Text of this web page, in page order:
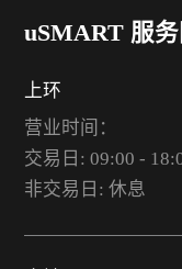
uSMART 服
上环
营业时间：
交易日: 09:00 -
非交易日: 休息